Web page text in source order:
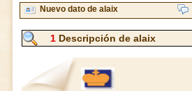
Nuevo dato de alaix
1 Descripción de alaix